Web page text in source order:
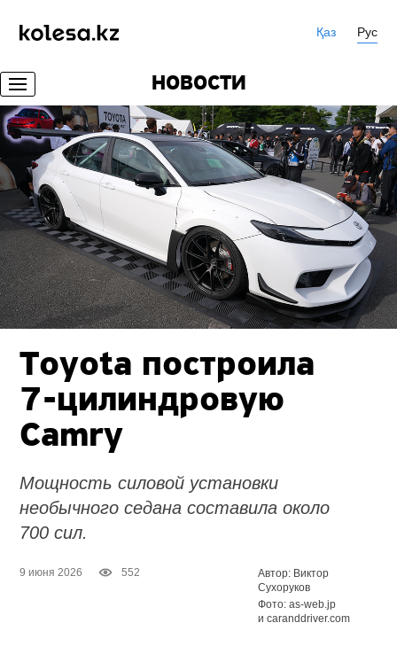
Қаз Рус
НОВОСТИ
Toyota построила
7-цилиндровую
Camry
Мощность силовой установки
необычного седана составила около
700 сил.
9 июня 2026 552
Автор: Виктор
Сухоруков
Фото: as-web.jp
и caranddriver.com